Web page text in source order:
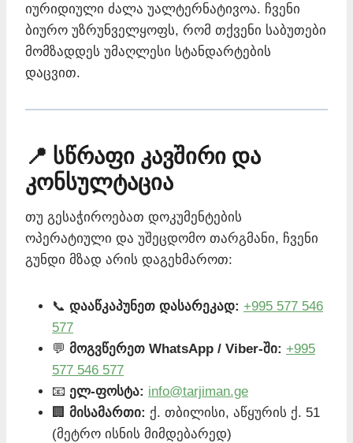
იურიდიული ძალა უალტერნატივოა. ჩვენი
ბიურო უზრუნველყოფს, რომ თქვენი საბუთები
მომზადდეს უმაღლესი სტანდარტების
დაცვით.
📍 სწრაფი კავშირი და
კონსულტაცია
თუ გესაჭიროებათ დოკუმენტების
ოპერატიული და უშეცდომო თარგმანი, ჩვენი
გუნდი მზად არის დაგეხმაროთ:
📞 დააწკაპუნეთ დასარეკად: +995 577 546
577
💬 მოგვწერეთ WhatsApp / Viber-ში: +995
577 546 577
📧 ელ-ფოსტა: info@tarjiman.ge
🏢 მისამართი: ქ. თბილისი, აწყურის ქ. 51
(მეტრო ისნის მიმდებარედ)